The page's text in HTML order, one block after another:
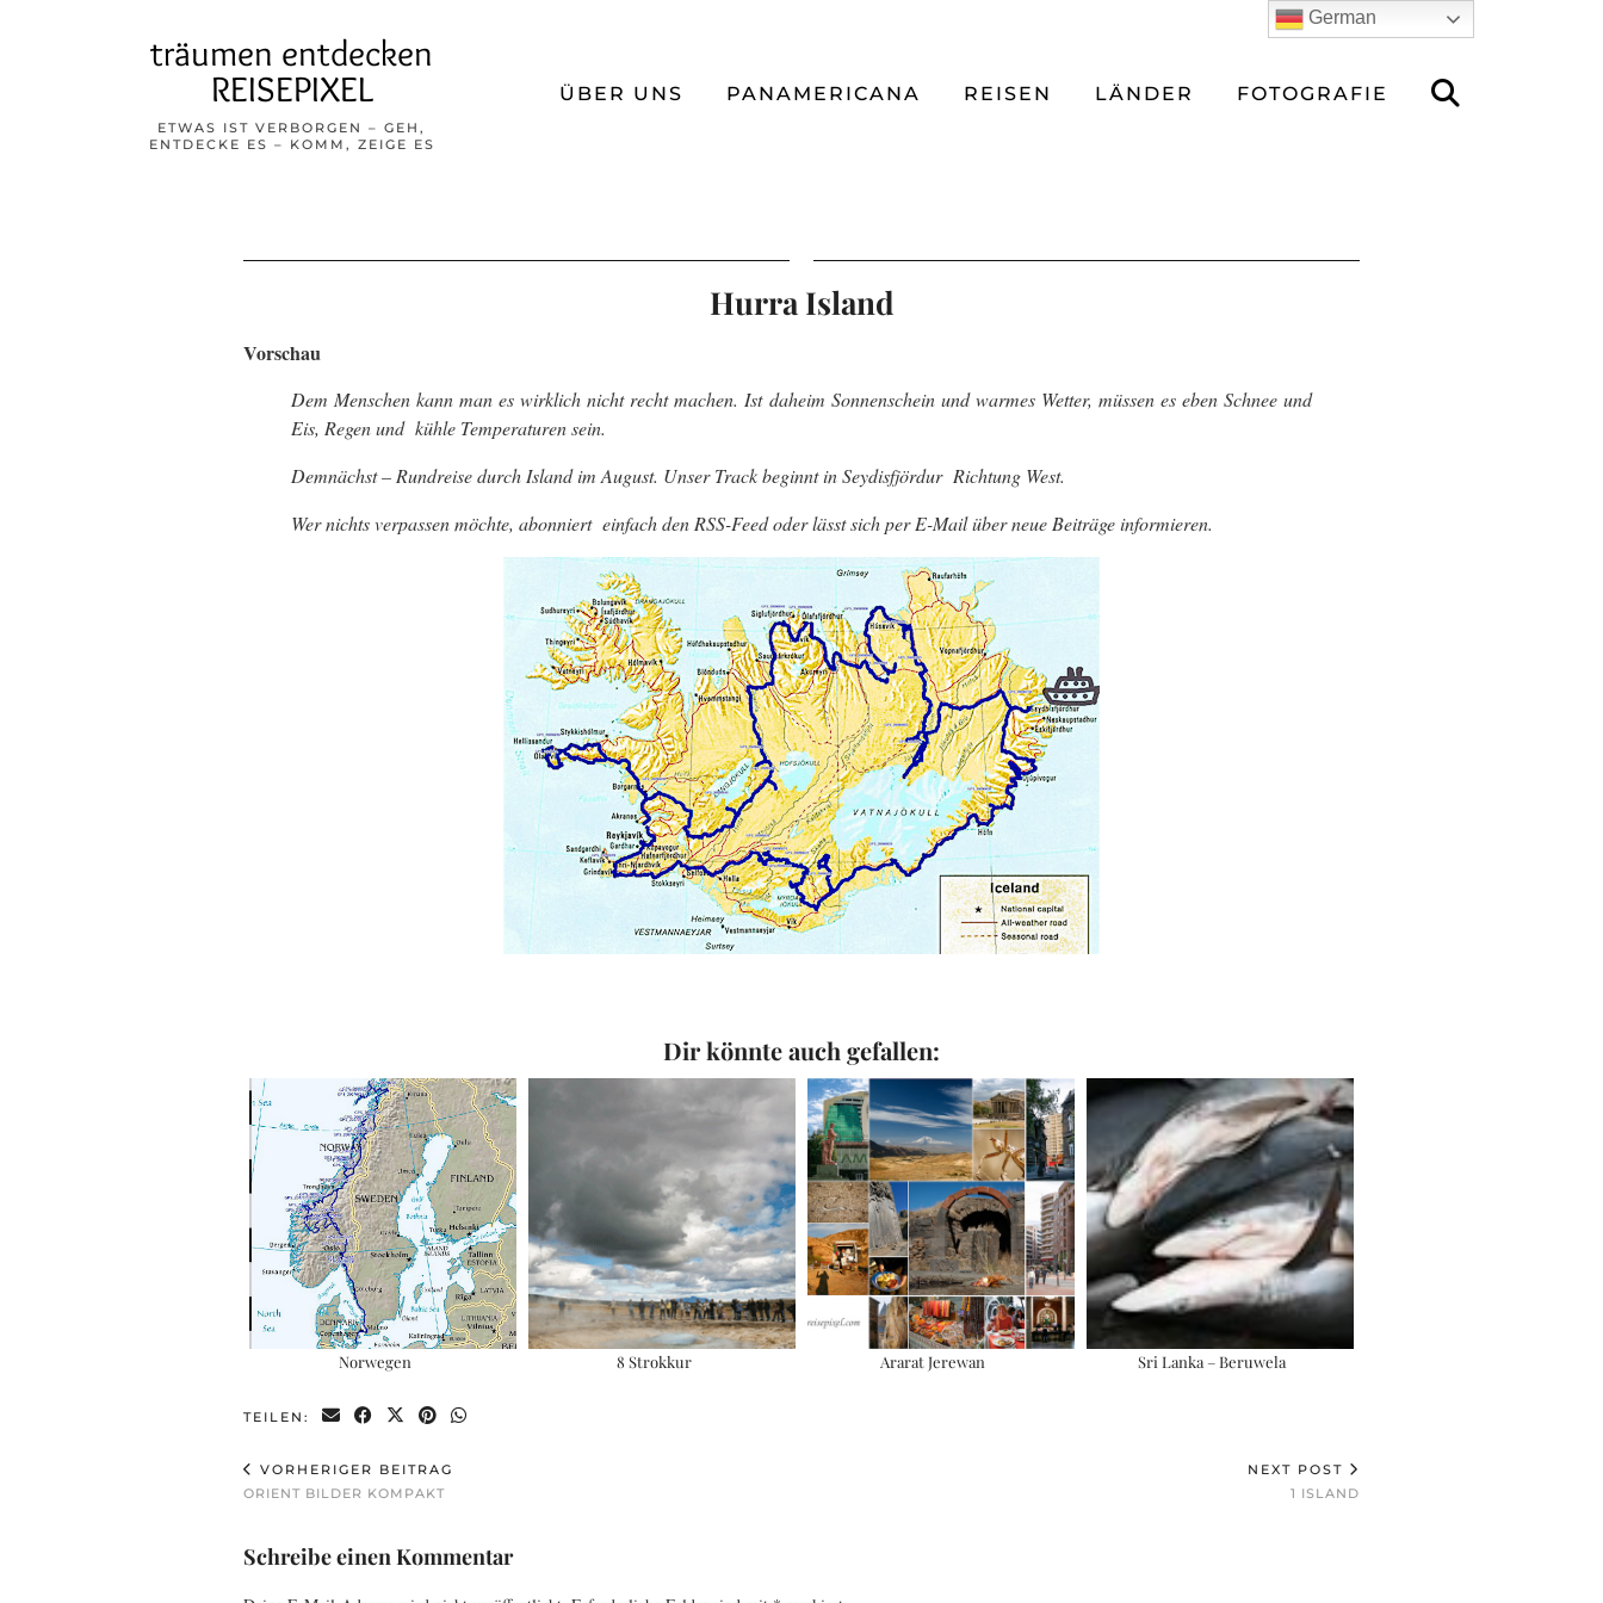
träumen entdecken
REISEPIXEL
ETWAS IST VERBORGEN – GEH,
ENTDECKE ES – KOMM, ZEIGE ES
ÜBER UNS PANAMERICANA REISEN LÄNDER FOTOGRAFIE
Hurra Island
Vorschau
Dem Menschen kann man es wirklich nicht recht machen. Ist daheim Sonnenschein und warmes Wetter, müssen es eben Schnee und
Eis, Regen und kühle Temperaturen sein.
Demnächst – Rundreise durch Island im August. Unser Track beginnt in Seydisfjördur Richtung West.
Wer nichts verpassen möchte, abonniert einfach den RSS-Feed oder lässt sich per E-Mail über neue Beiträge informieren.
Dir könnte auch gefallen:
Norwegen 8 Strokkur Ararat Jerewan Sri Lanka – Beruwela
TEILEN:
VORHERIGER BEITRAG
ORIENT BILDER KOMPAKT
NEXT POST
1 ISLAND
Schreibe einen Kommentar
German